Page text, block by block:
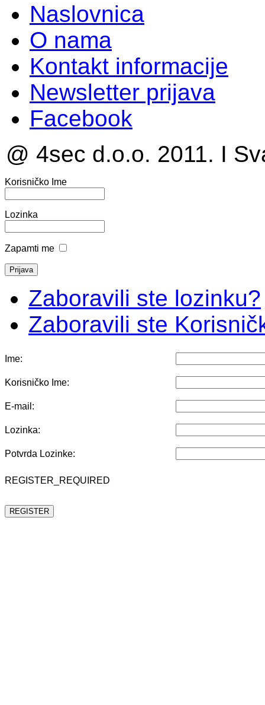
Naslovnica
O nama
Kontakt informacije
Newsletter prijava
Facebook
@ 4sec d.o.o. 2011. I
Korisničko Ime
Lozinka
Zapamti me
Zaboravili ste lozinku?
Zaboravili ste
Ime:
Korisničko Ime:
E-mail:
Lozinka:
Potvrda Lozinke:
REGISTER_REQUIRED
REGISTER